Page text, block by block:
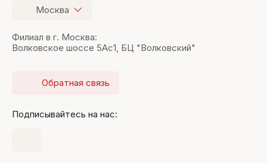
Москва
Филиал в г. Москва:
Волковское шоссе 5Ас1, БЦ "Волковский"
Обратная связь
Подписывайтесь на нас: